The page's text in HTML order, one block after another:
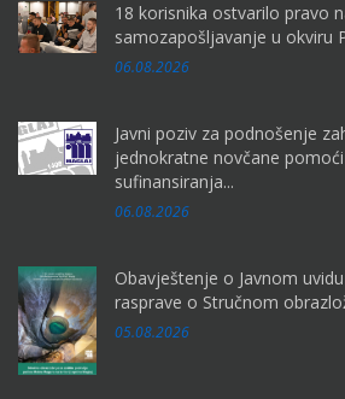
18 korisnika ostvarilo pravo
samozapošljavanje u okviru
06.08.2026
Javni poziv za podnošenje
jednokratne novčane
sufinansiranja...
06.08.2026
Obavještenje o Javnom
rasprave o Stručnom
05.08.2026